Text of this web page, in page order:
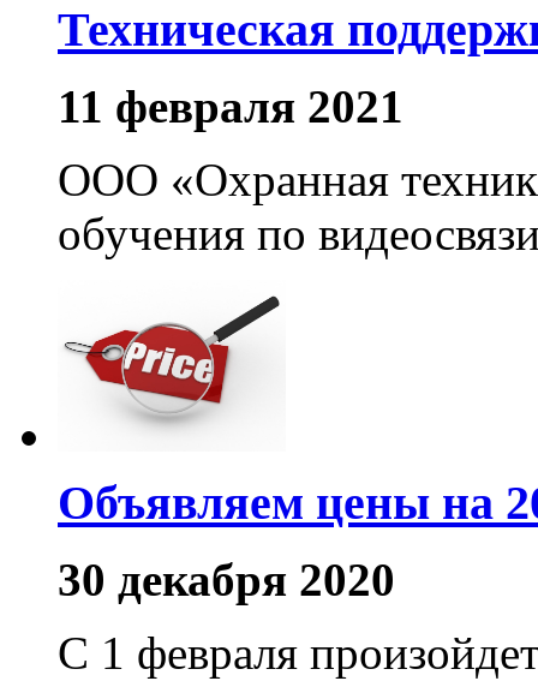
Техническая
11 февраля 2021
ООО «Охранная
обучения по
Объявляем цены на
30 декабря 2020
С 1 февраля